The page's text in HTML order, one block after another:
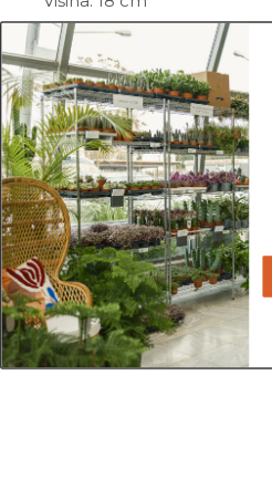
OPOMBA
Za premer lonca je
del lonca. Za potrebe
katera izmed rastlin
večjim ali manjšim
katerih so prodajane.
16 cm